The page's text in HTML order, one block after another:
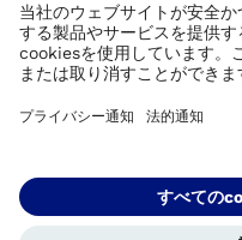
利用規約
管理者
Corporate Home